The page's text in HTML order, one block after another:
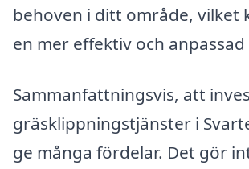
behoven i ditt område, vilket
en mer effektiv och anpassad
Sammanfattningsvis, att
gräsklippningstjänster i
ge många fördelar. Det gör